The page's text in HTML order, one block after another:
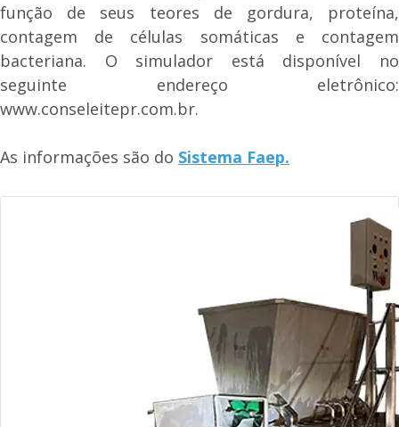
função de seus teores de gordura, proteína,
contagem de células somáticas e contagem
bacteriana. O simulador está disponível no
seguinte endereço eletrônico:
www.conseleitepr.com.br.
As informações são do Sistema Faep.